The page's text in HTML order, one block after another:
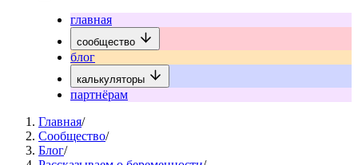
главная
сообщество
блог
калькуляторы
партнёрам
Главная/
Сообщество/
Блог/